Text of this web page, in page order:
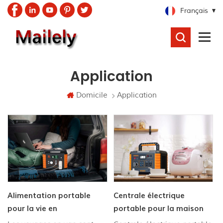
Français
Application
Domicile Application
Alimentation portable
pour la vie en
Centrale électrique
portable pour la maison